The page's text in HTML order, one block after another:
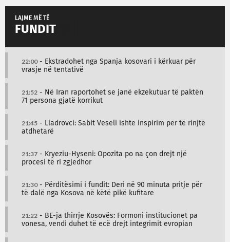
LAJME MË TË
FUNDIT
22:00- Ekstradohet nga Spanja kosovari i kërkuar për
vrasje në tentativë
21:52 - Në Iran raportohet se janë ekzekutuar të paktën
71 persona gjatë korrikut
21:45 - Lladrovci: Sabit Veseli ishte inspirim për të rinjtë
atdhetarë
21:37 - Kryeziu-Hyseni: Opozita po na çon drejt një
procesi të ri zgjedhor
21:30- Përditësimi i fundit: Deri në 90 minuta pritje për
të dalë nga Kosova në këtë pikë kufitare
21:22 - BE-ja thirrje Kosovës: Formoni institucionet pa
vonesa, vendi duhet të ecë drejt integrimit evropian